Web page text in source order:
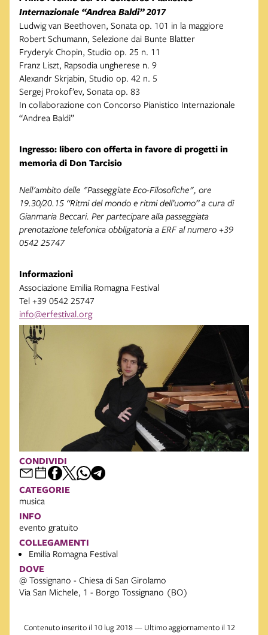
Internazionale “Andrea Baldi” 2017
Ludwig van Beethoven, Sonata op. 101 in la maggiore
Robert Schumann, Selezione dai Bunte Blatter
Fryderyk Chopin, Studio op. 25 n. 11
Franz Liszt, Rapsodia ungherese n. 9
Alexandr Skrjabin, Studio op. 42 n. 5
Sergej Prokof’ev, Sonata op. 83
In collaborazione con Concorso Pianistico Internazionale
“Andrea Baldi”
Ingresso: libero con offerta in favore di progetti in
memoria di Don Tarcisio
Nell'ambito delle "Passeggiate Eco-Filosofiche", ore
19.30/20.15 “Ritmi del mondo e ritmi dell’uomo” a cura di
Gianmaria Beccari. Per partecipare alla passeggiata
prenotazione telefonica obbligatoria a ERF al numero +39
0542 25747
Informazioni
Associazione Emilia Romagna Festival
Tel +39 0542 25747
info@erfestival.org
CONDIVIDI
CATEGORIE
musica
INFO
evento gratuito
COLLEGAMENTI
Emilia Romagna Festival
DOVE
@ Tossignano - Chiesa di San Girolamo
Via San Michele, 1 - Borgo Tossignano (BO)
Contenuto inserito il 10 lug 2018 — Ultimo aggiornamento il 12